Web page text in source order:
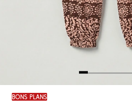
BONS PLANS